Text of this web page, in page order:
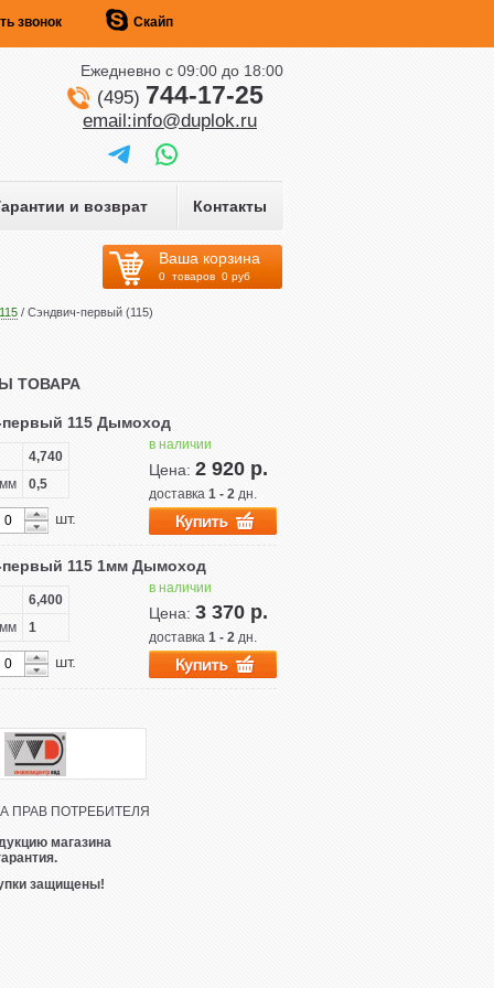
звонок Скайп
Ежедневно c 09:00 до 18:00
(495) 744-17-25
email:info@duplok.ru
и возврат Контакты
Ваша корзина
0 товаров 0 руб
/ Сэндвич-первый (115)
ТОВАРА
115 Дымоход
4,740
0,5
шт.
в наличии
Цена: 2 920 р.
доставка 1 - 2 дн.
115 1мм Дымоход
6,400
1
шт.
в наличии
Цена: 3 370 р.
доставка 1 - 2 дн.
ПРАВ ПОТРЕБИТЕЛЯ
магазина
защищены!